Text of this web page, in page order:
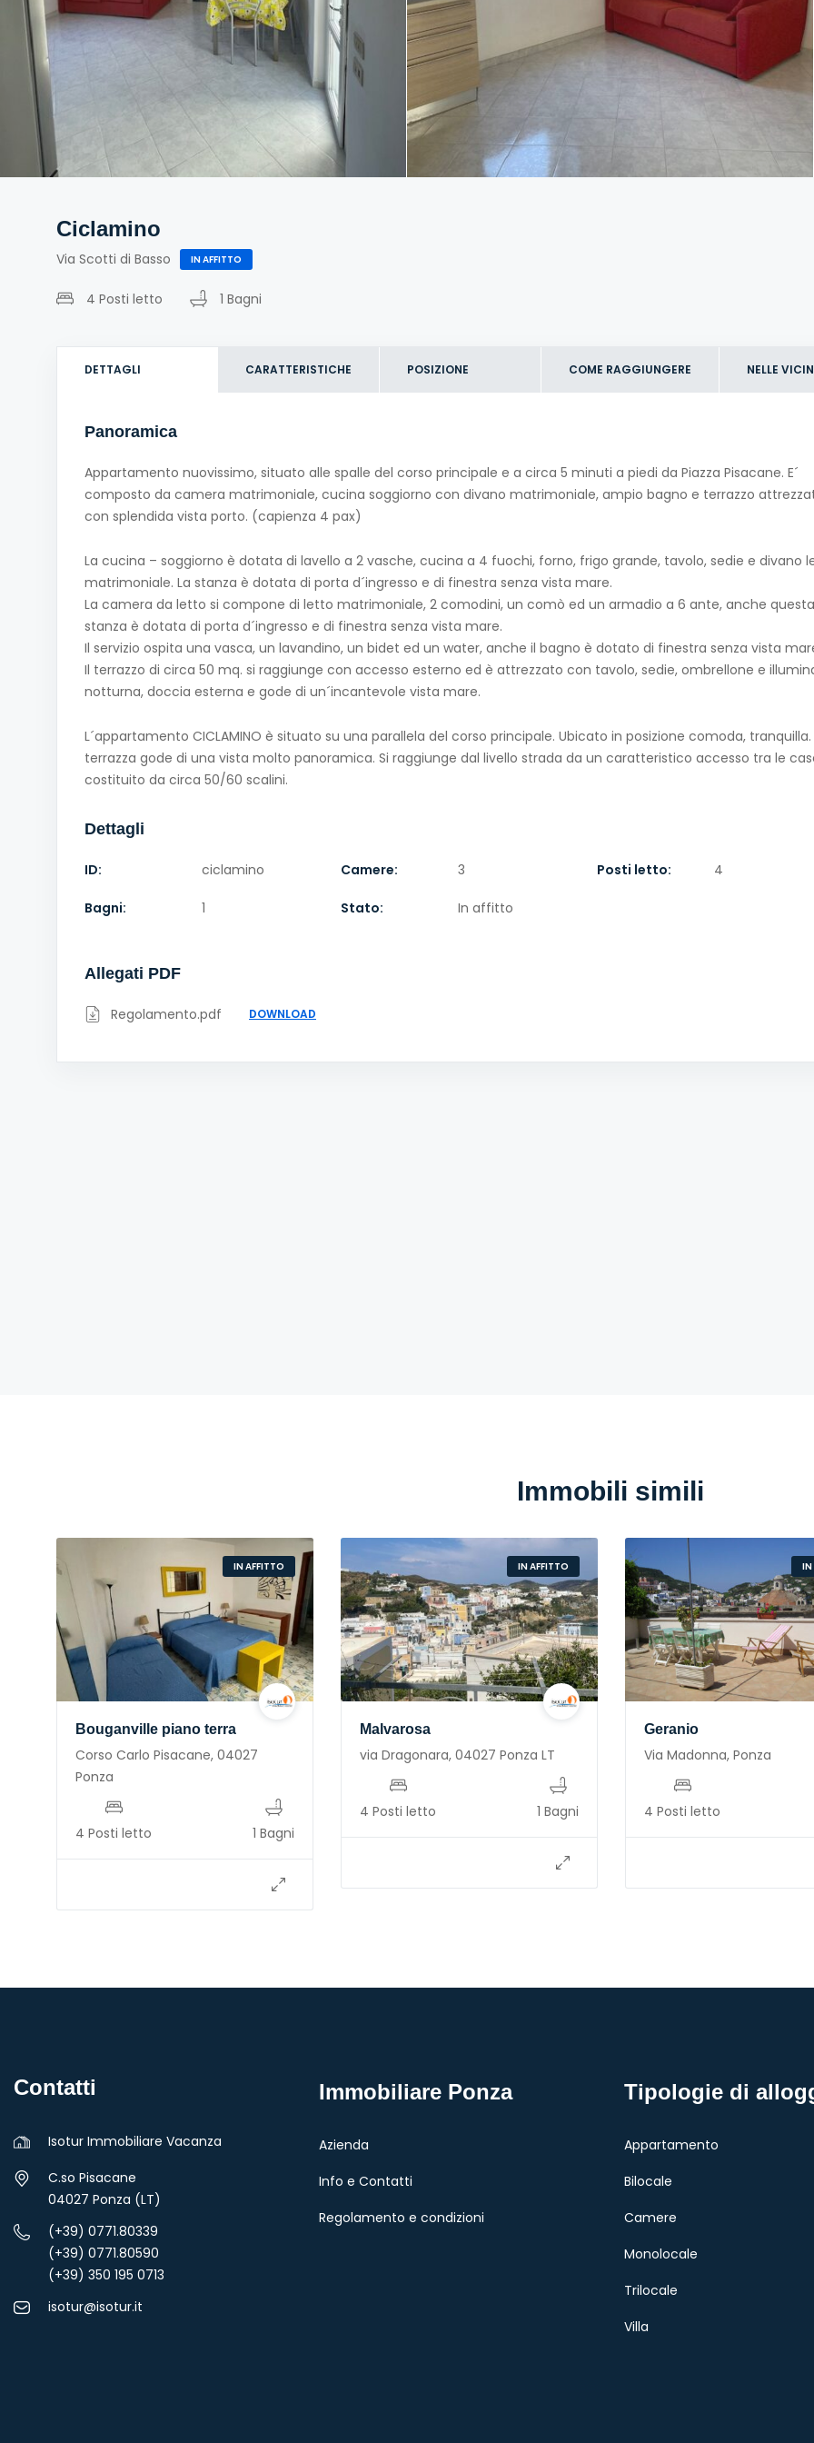
Ciclamino
Via Scotti di Basso IN AFFITTO
4 Posti letto 1 Bagni
DETTAGLI CARATTERISTICHE POSIZIONE COME RAGGIUNGERE NELLE
Panoramica
Appartamento nuovissimo, situato alle spalle del corso principale e a circa 5 minuti a piedi da Piazza Pisacane. E´
composto da camera matrimoniale, cucina soggiorno con divano matrimoniale, ampio bagno e terrazzo
con splendida vista porto. (capienza 4 pax)
La cucina – soggiorno è dotata di lavello a 2 vasche, cucina a 4 fuochi, forno, frigo grande, tavolo, sedie e divano
matrimoniale. La stanza è dotata di porta d´ingresso e di finestra senza vista mare.
La camera da letto si compone di letto matrimoniale, 2 comodini, un comò ed un armadio a 6 ante, anche questa
stanza è dotata di porta d´ingresso e di finestra senza vista mare.
Il servizio ospita una vasca, un lavandino, un bidet ed un water, anche il bagno è dotato di finestra senza vista
Il terrazzo di circa 50 mq. si raggiunge con accesso esterno ed è attrezzato con tavolo, sedie, ombrellone e
notturna, doccia esterna e gode di un´incantevole vista mare.
L´appartamento CICLAMINO è situato su una parallela del corso principale. Ubicato in posizione comoda, tranquilla.
terrazza gode di una vista molto panoramica. Si raggiunge dal livello strada da un caratteristico accesso tra le
costituito da circa 50/60 scalini.
Dettagli
ID: ciclamino Camere: 3 Posti letto: 4
Bagni: 1 Stato: In affitto
Allegati PDF
Regolamento.pdf DOWNLOAD
Immobili simili
IN AFFITTO
Bouganville piano terra
Corso Carlo Pisacane, 04027
Ponza
4 Posti letto 1 Bagni
IN AFFITTO
Malvarosa
via Dragonara, 04027 Ponza LT
4 Posti letto 1 Bagni
IN
Geranio
Via Madonna, Ponza
4 Posti letto
Contatti
Isotur Immobiliare Vacanza
C.so Pisacane
04027 Ponza (LT)
(+39) 0771.80339
(+39) 0771.80590
(+39) 350 195 0713
isotur@isotur.it
Immobiliare Ponza
Azienda
Info e Contatti
Regolamento e condizioni
Tipologie di
Appartamento
Bilocale
Camere
Monolocale
Trilocale
Villa